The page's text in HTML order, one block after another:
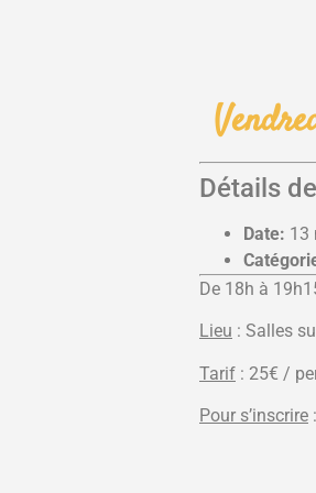
Détails
Date: 13
De 18h à
Lieu : Salles
Tarif : 25€ /
Pour s’inscrire